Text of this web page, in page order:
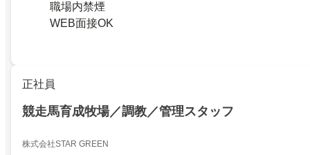
職場内禁煙
WEB面接OK
正社員
競走馬育成牧場／調教／管理スタッフ
株式会社STAR GREEN